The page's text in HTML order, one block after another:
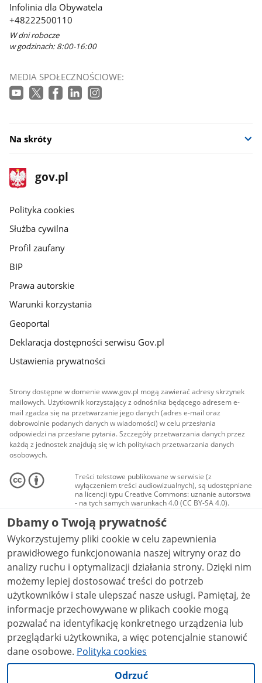
Infolinia dla Obywatela
+48222500110
W dni robocze
w godzinach: 8:00-16:00
MEDIA SPOŁECZNOŚCIOWE:
Na skróty
stopka
gov.pl
Strona
gov.pl
gov.pl
Polityka cookies
Służba cywilna
Profil zaufany
BIP
Prawa autorskie
Warunki korzystania
Geoportal
Deklaracja dostępności serwisu Gov.pl
Ustawienia prywatności
Strony dostępne w domenie www.gov.pl mogą zawierać adresy skrzynek
mailowych. Użytkownik korzystający z odnośnika będącego adresem e-
mail zgadza się na przetwarzanie jego danych (adres e-mail oraz
dobrowolnie podanych danych w wiadomości) w celu przesłania
odpowiedzi na przesłane pytania. Szczegóły przetwarzania danych przez
każdą z jednostek znajdują się w ich politykach przetwarzania danych
osobowych.
Treści tekstowe publikowane w serwisie (z
wyłączeniem treści audiowizualnych), są udostępniane
na licencji typu Creative Commons: uznanie autorstwa
- na tych samych warunkach 4.0 (CC BY-SA 4.0).
Materiały audiowizualne, w tym zdjęcia, materiały
audio i wideo, są udostępniane na licencji typu
Creative Commons: uznanie autorstwa użycie
niekomercyjne - bez utworów zależnych 4.0 (CC BY-
NC-ND 4.0), o ile nie jest to stwierdzone inaczej.
Dbamy o Twoją prywatność
Wykorzystujemy pliki cookie w celu zapewnienia
prawidłowego funkcjonowania naszej witryny oraz do
analizy ruchu i optymalizacji działania strony. Dzięki nim
możemy lepiej dostosować treści do potrzeb
użytkowników i stale ulepszać nasze usługi. Pamiętaj, że
informacje przechowywane w plikach cookie mogą
pozwalać na identyfikację konkretnego urządzenia lub
przeglądarki użytkownika, a więc potencjalnie stanowić
dane osobowe. Polityka cookies
Odrzuć